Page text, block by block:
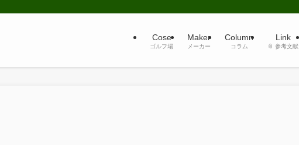
Cose
ゴルフ場
Maker
メーカー
Column
コラム
Link
📎 参考文献